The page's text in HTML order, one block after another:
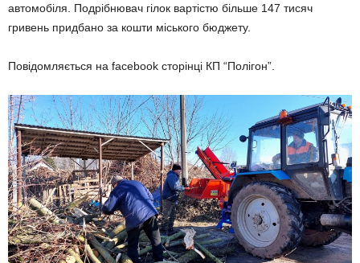
автомобіля. Подрібнювач гілок вартістю більше 147 тисяч
гривень придбано за кошти міського бюджету.
Повідомляється на facebook сторінці КП “Полігон”.